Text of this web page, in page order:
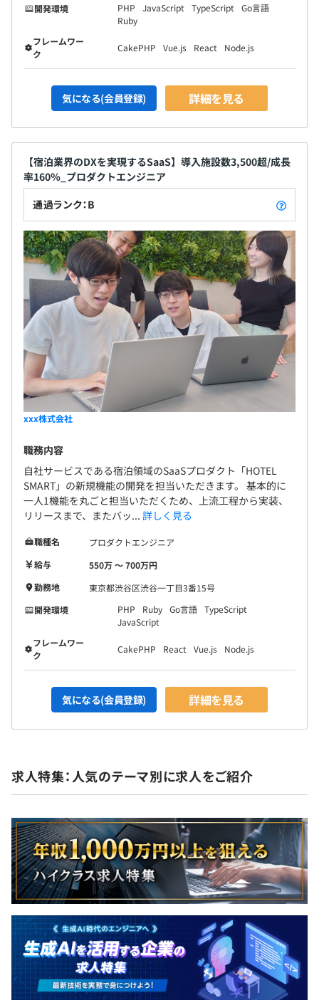
フルスタックエンジニア5名で全社的なサービスの開発部
門を担当しています！
1機能一人で開発を進めていきますが、困った際には、随
時協力しております！
開発環境
PHP JavaScript TypeScript
Go言語
Ruby
フレームワー
ク
CakePHP Vue.js React Node.js
気になる(会員登録) 詳細を見る
【宿泊業界のDXを実現するSaaS】導入施設数3,500超/成長
率160％_プロダクトエンジニア
通過ランク：B
xxx株式会社
職務内容
自社サービスである宿泊領域のSaaSプロダクト「HOTEL
SMART」の新規機能の開発を担当いただきます。 基本的に
一人1機能を丸ごと担当いただくため、上流工程から実装、
リリースまで、またバッ... 詳しく見る
職種名
プロダクトエンジニア
給与
550万 〜 700万円
勤務地
東京都渋谷区渋谷一丁目3番15号
開発環境
PHP Ruby Go言語 TypeScript
JavaScript
フレームワー
ク
CakePHP React Vue.js Node.js
気になる(会員登録) 詳細を見る
求人特集：人気のテーマ別に求人をご紹介